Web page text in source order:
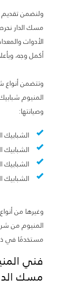
ولنضمن تقديم
مسك الدار
الأدوات
أكمل وجه،
وتتضمن أنواع
المنيوم
وصيانتها:
الشبابيك
الشبابيك
الشبابيك
الشبابيك
وغيرها من
المنيوم من
مستخدمًا في
فني
مسك